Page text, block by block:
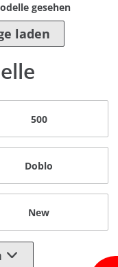
gesehen
laden
500
Doblo
New